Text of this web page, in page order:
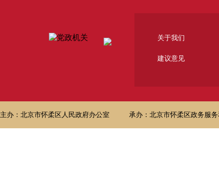
关于我们
建议意见
主办：北京市怀柔区人民政府办公室 承办：北京市怀柔区政务服